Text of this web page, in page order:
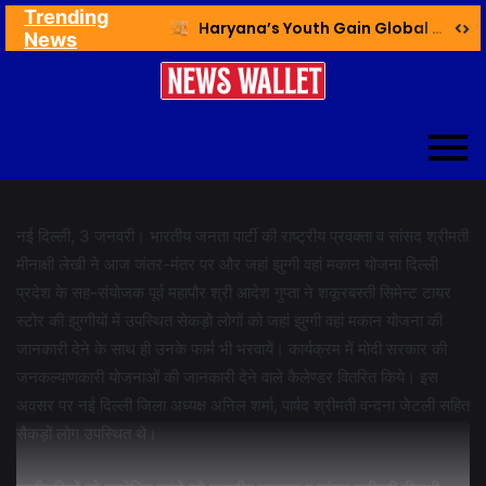
Trending
News
Haryana’s Youth Gain Global Healthcare Career Boost Through New Skilling Partnership
नई दिल्ली, 3 जनवरी। भारतीय जनता पार्टी की राष्ट्रीय प्रवक्ता व सांसद श्रीमती
मीनाक्षी लेखी ने आज जंतर-मंतर पर और जहां झुग्गी वहां मकान योजना दिल्ली
प्रदेश के सह-संयोजक पूर्व महापौर श्री आदेश गुप्ता ने शकूरबस्ती सिमेन्ट टायर
स्टोर की झुग्गीयों में उपस्थित सेकड़ो लोगों को जहां झुग्गी वहां मकान योजना की
जानकारी देने के साथ ही उनके फार्म भी भरवायें। कार्यक्रम में मोदी सरकार की
जनकल्याणकारी योजनाओं की जानकारी देने वाले कैलेण्डर वितरित किये। इस
अवसर पर नई दिल्ली जिला अध्यक्ष अनिल शर्मा, पार्षद श्रीमती वन्दना जेटली सहित
सैकड़ों लोग उपस्थित थे।